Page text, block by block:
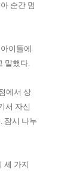
순간 멈
이들에
말했다.
에서 상
서 자신
. 잠시 나누
세 가지